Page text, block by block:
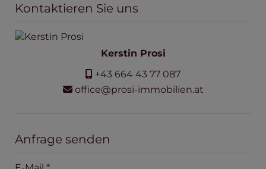
Kontaktieren Sie uns
Kerstin Prosi
+43 664 43 77 087
office@prosi-immobilien.at
Anfrage senden